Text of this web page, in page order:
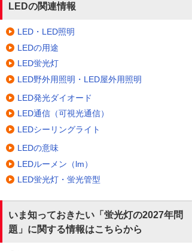
LEDの関連情報
LED・LED照明
LEDの用途
LED蛍光灯
LED野外用照明・LED屋外用照明
LED発光ダイオード
LED通信（可視光通信）
LEDシーリングライト
LEDの意味
LEDルーメン（lm）
LED蛍光灯・蛍光管型
いま知っておきたい「蛍光灯の2027年問
題」に関する情報はこちらから